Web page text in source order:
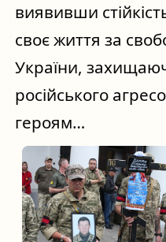
виявивши
своє життя за
України,
російського
героям…